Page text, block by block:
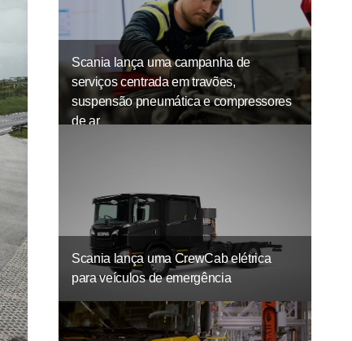
Scania lança uma campanha de
serviços centrada em travões,
suspensão pneumática e compressores
de ar
Scania lança uma CrewCab elétrica
para veículos de emergência